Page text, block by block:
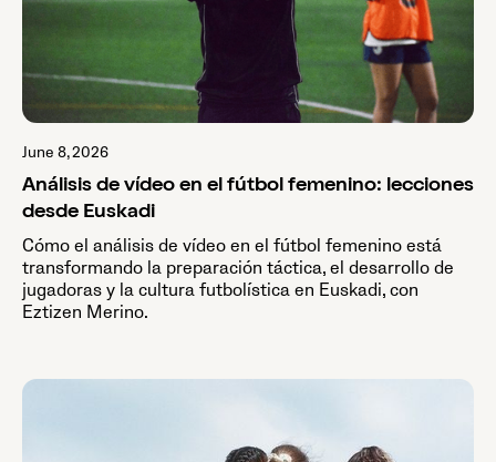
June 8, 2026
Análisis de vídeo en el fútbol femenino: lecciones
desde Euskadi
Cómo el análisis de vídeo en el fútbol femenino está
transformando la preparación táctica, el desarrollo de
jugadoras y la cultura futbolística en Euskadi, con
Eztizen Merino.